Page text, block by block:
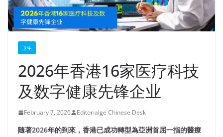
卫生
2026年香港16家医疗科技
及数字健康先锋企业
February 7, 2026 Editorialge Chinese Desk
隨著2026年的到來，香港已成功轉型為亞洲首屈一指的醫療